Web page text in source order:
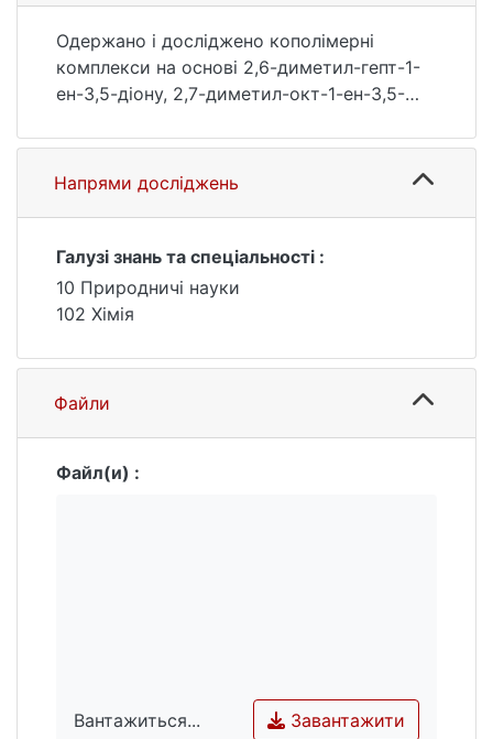
Одержано і досліджено кополімерні
комплекси на основі 2,6-диметил-гепт-1-
ен-3,5-діону, 2,7-диметил-окт-1-ен-3,5-
Sm, Eu та Dy кополімеризацією ММА з
комплексами наступних складів:
Ln(dmhpd)3Phen та Ln(dmokd)3.
Напрями досліджень
Галузі знань та спеціальності :
10 Природничі науки
102 Хімія
Файли
Файл(и) :
Вантажиться...
Завантажити